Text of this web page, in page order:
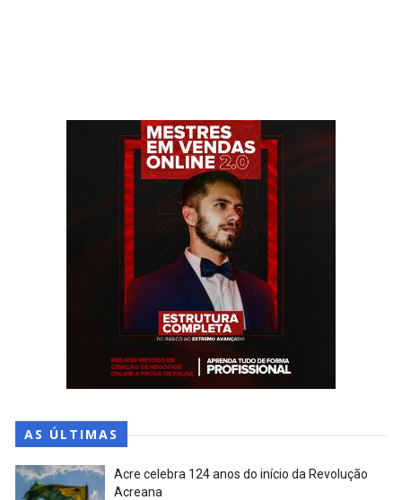
AS ÚLTIMAS
Acre celebra 124 anos do início da Revolução
Acreana